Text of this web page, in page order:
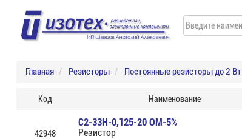
Главная Резисторы Постоянные резисторы до 2 Вт
Код Наименование
42948
С2-33Н-0,125-20 ОМ-5%
Резистор